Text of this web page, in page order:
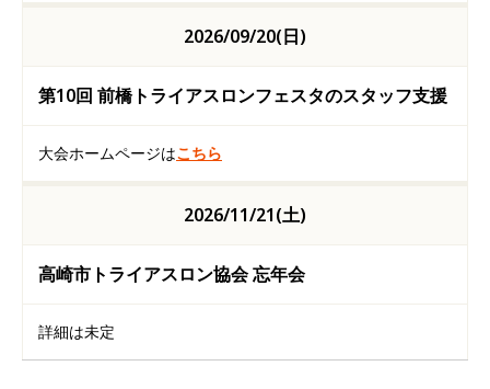
2026/09/20(日)
第10回 前橋トライアスロンフェスタのスタッフ支援
大会ホームページはこちら
2026/11/21(土)
高崎市トライアスロン協会 忘年会
詳細は未定